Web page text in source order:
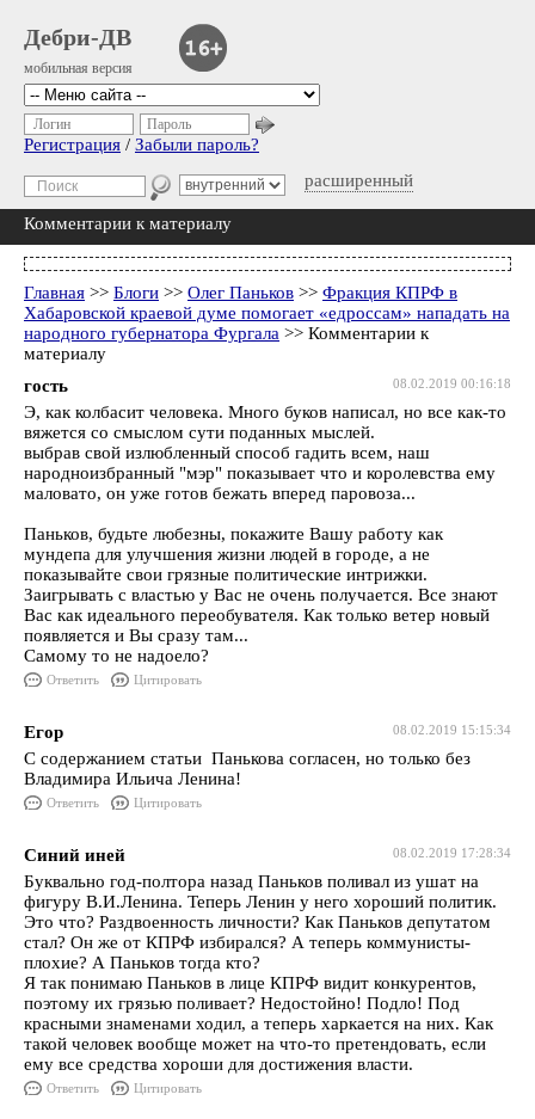
Дебри-ДВ
мобильная версия
расширенный
Логин Пароль
Регистрация / Забыли пароль?
Комментарии к материалу
Главная >> Блоги >> Олег Паньков >> Фракция КПРФ в
Хабаровской краевой думе помогает «едроссам» нападать на
народного губернатора Фургала >> Комментарии к
материалу
08.02.2019 00:16:18
гость
Э, как колбасит человека. Много буков написал, но все как-то
вяжется со смыслом сути поданных мыслей.
выбрав свой излюбленный способ гадить всем, наш
народноизбранный "мэр" показывает что и королевства ему
маловато, он уже готов бежать вперед паровоза...
Паньков, будьте любезны, покажите Вашу работу как
мундепа для улучшения жизни людей в городе, а не
показывайте свои грязные политические интрижки.
Заигрывать с властью у Вас не очень получается. Все знают
Вас как идеального переобувателя. Как только ветер новый
появляется и Вы сразу там...
Самому то не надоело?
Ответить Цитировать
08.02.2019 15:15:34
Егор
С содержанием статьи Панькова согласен, но только без
Владимира Ильича Ленина!
Ответить Цитировать
08.02.2019 17:28:34
Синий иней
Буквально год-полтора назад Паньков поливал из ушат на
фигуру В.И.Ленина. Теперь Ленин у него хороший политик.
Это что? Раздвоенность личности? Как Паньков депутатом
стал? Он же от КПРФ избирался? А теперь коммунисты-
плохие? А Паньков тогда кто?
Я так понимаю Паньков в лице КПРФ видит конкурентов,
поэтому их грязью поливает? Недостойно! Подло! Под
красными знаменами ходил, а теперь харкается на них. Как
такой человек вообще может на что-то претендовать, если
ему все средства хороши для достижения власти.
Ответить Цитировать